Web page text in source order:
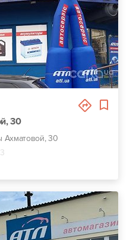
30
Ахматовой, 30